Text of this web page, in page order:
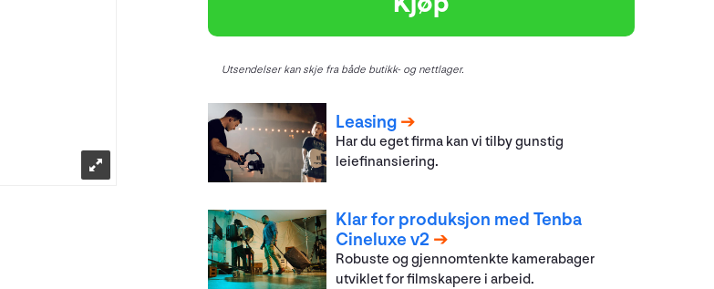
Utsendelser kan skje fra både butikk- og nettlager.
Leasing
Har du eget firma kan vi tilby gunstig
leiefinansiering.
Klar for produksjon med Tenba
Cineluxe v2
Robuste og gjennomtenkte kamerabager
utviklet for filmskapere i arbeid.